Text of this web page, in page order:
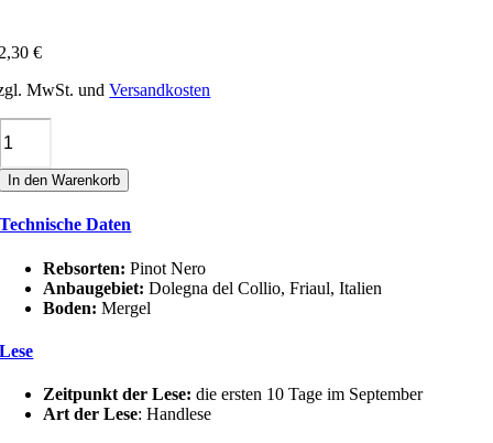
€
MwSt. undVersandkosten
In den Warenkorb
Technische Daten
Rebsorten:Pinot Nero
Anbaugebiet:Dolegna del Collio, Friaul, Italien
Boden:Mergel
Lese
Zeitpunkt der Lese:die ersten 10 Tage im September
Art der Lese: Handlese